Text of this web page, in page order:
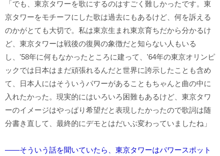
「でも、東京タワーを歌にするのはすごく難しかったです。東
京タワーをモチーフにした歌は過去にもあるけど、何を訴える
のかがとても大切で。私は東京生まれ東京育ちだから分かるけ
ど、東京タワーは戦後の復興の象徴だと知らない人もいる
し、'58年に何もなかったところに建って、'64年の東京オリンピ
ックでは日本はまだ頑張れるんだと世界に誇示したことも含め
て、日本人にはそういうパワーがあることもちゃんと曲の中に
入れたかった。現実的にはいろいろ困難もあるけど、東京タワ
ーのイメージはやっぱり希望だと表現したかったので歌詞は随
分書き直して、最終的にデモとはだいぶ変わっていましたね」
――そういう話を聞いていたら、東京タワーはパワースポット